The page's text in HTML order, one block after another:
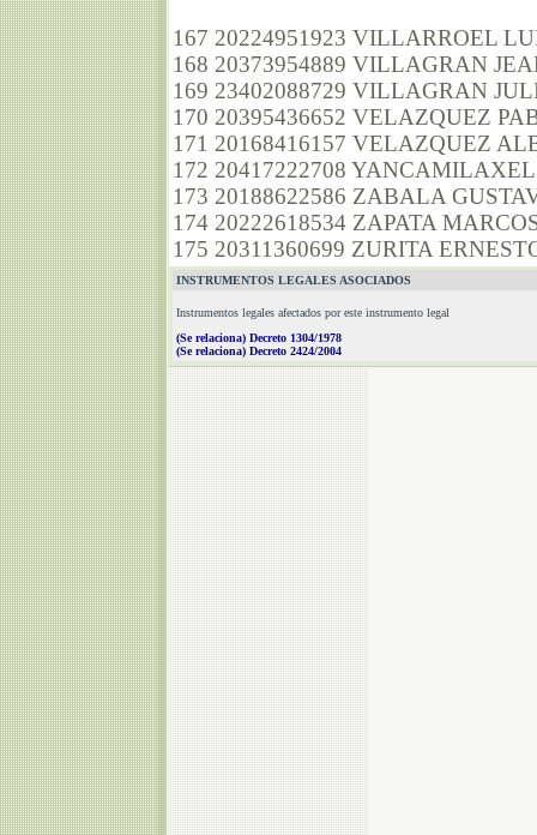
167 20224951923 VILLARROEL
168 20373954889 VILLAGRAN
169 23402088729 VILLAGRAN
170 20395436652 VELAZQUEZ
171 20168416157 VELAZQUEZ
172 20417222708
173 20188622586 ZABALA
174 20222618534 ZAPATA
175 20311360699 ZURITA
INSTRUMENTOS LEGALES ASOCIADOS
Instrumentos legales afectados por este instrumento legal
(Se relaciona) Decreto 1304/1978
(Se relaciona) Decreto 2424/2004